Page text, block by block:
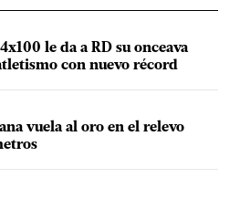
le da a RD su onceava
con nuevo récord
vuela al oro en el relevo